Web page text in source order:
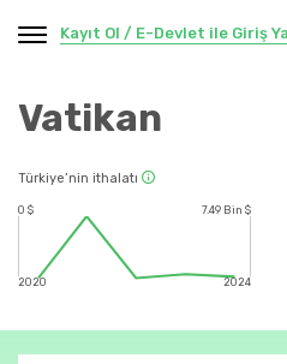
Kayıt Ol / E-Devlet ile Giriş
Vatikan
Türkiye’nin ithalatı
0 $
2020
7.49 Bin $
2024